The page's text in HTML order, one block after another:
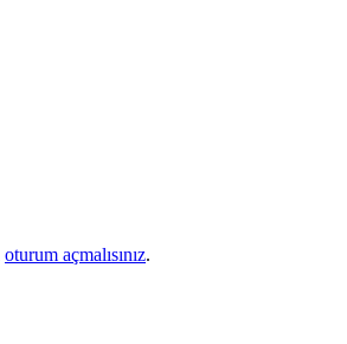
oturum açmalısınız.